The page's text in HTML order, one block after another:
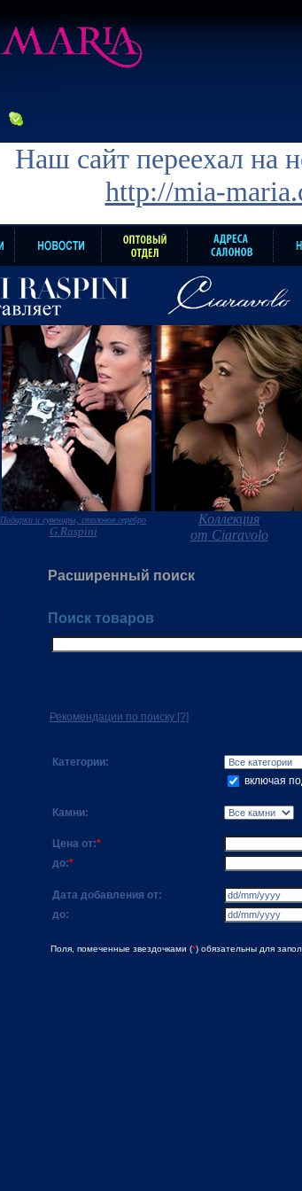
Наш сайт переехал на
http://mia-
Подарки и сувениры, столовое серебро
G.Raspini
Коллекция
от Ciaravolo
Расширенный поиск
Поиск товаров
Рекомендации по поиску [?]
Категории:
включая
Камни:
Цена от:*
до:*
Дата добавления от:
до:
Поля, помеченные звездочками (*) обязательны для